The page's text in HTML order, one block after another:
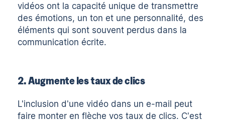
vidéos ont la capacité unique de transmettre
des émotions, un ton et une personnalité, des
éléments qui sont souvent perdus dans la
communication écrite.
2. Augmente les taux de clics
L'inclusion d'une vidéo dans un e-mail peut
faire monter en flèche vos taux de clics. C'est